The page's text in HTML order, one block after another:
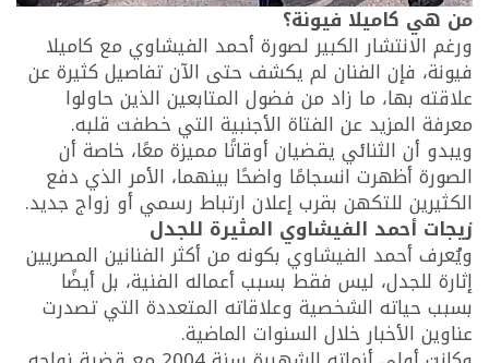
من هي كاميلا فيونة؟
ورغم الانتشار الكبير لصورة أحمد الفيشاوي مع كاميلا
فيونة، فإن الفنان لم يكشف حتى الآن تفاصيل كثيرة عن
علاقته بها، ما زاد من فضول المتابعين الذين حاولوا
معرفة المزيد عن الفتاة الأجنبية التي خطفت قلبه.
ويبدو أن الثنائي يقضيان أوقاتًا مميزة معًا، خاصة أن
الصورة أظهرت انسجامًا واضحًا بينهما، الأمر الذي دفع
الكثيرين للتكهن بقرب إعلان ارتباط رسمي أو زواج جديد.
زيجات أحمد الفيشاوي المثيرة للجدل
ويُعرف أحمد الفيشاوي بكونه من أكثر الفنانين المصريين
إثارة للجدل، ليس فقط بسبب أعماله الفنية، بل أيضًا
بسبب حياته الشخصية وعلاقاته المتعددة التي تصدرت
عناوين الأخبار خلال السنوات الماضية.